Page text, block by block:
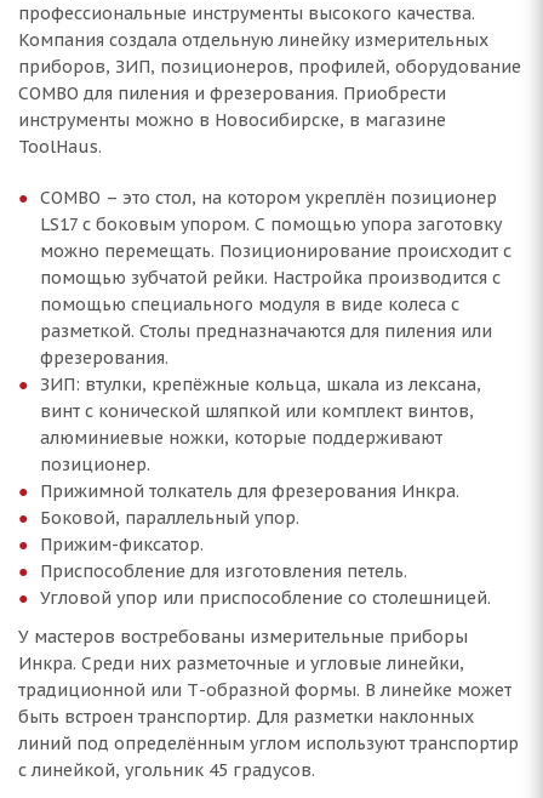
профессиональные инструменты высокого качества.
Компания создала отдельную линейку измерительных
приборов, ЗИП, позиционеров, профилей, оборудование
COMBO для пиления и фрезерования. Приобрести
инструменты можно в Новосибирске, в магазине
ToolHaus.
COMBO – это стол, на котором укреплён позиционер
LS17 с боковым упором. С помощью упора заготовку
можно перемещать. Позиционирование происходит с
помощью зубчатой рейки. Настройка производится с
помощью специального модуля в виде колеса с
разметкой. Столы предназначаются для пиления или
фрезерования.
ЗИП: втулки, крепёжные кольца, шкала из лексана,
винт с конической шляпкой или комплект винтов,
алюминиевые ножки, которые поддерживают
позиционер.
Прижимной толкатель для фрезерования Инкра.
Боковой, параллельный упор.
Прижим-фиксатор.
Приспособление для изготовления петель.
Угловой упор или приспособление со столешницей.
У мастеров востребованы измерительные приборы
Инкра. Среди них разметочные и угловые линейки,
традиционной или Т-образной формы. В линейке может
быть встроен транспортир. Для разметки наклонных
линий под определённым углом используют транспортир
с линейкой, угольник 45 градусов.